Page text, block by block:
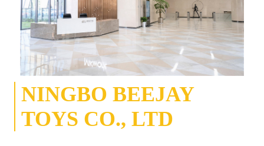
NINGBO BEEJAY
TOYS CO., LTD